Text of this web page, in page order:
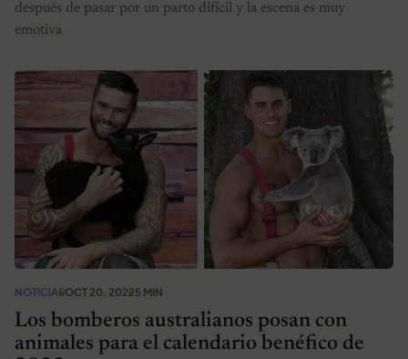
después de pasar por un parto difícil y la escena es muy
emotiva
NOTICIASOCT 20, 20225 MIN
Los bomberos australianos posan con
animales para el calendario benéfico de